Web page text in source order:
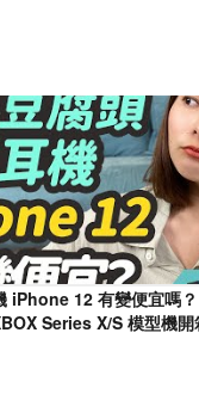
iPhone 12 有變便宜嗎
Series X/S 模型機